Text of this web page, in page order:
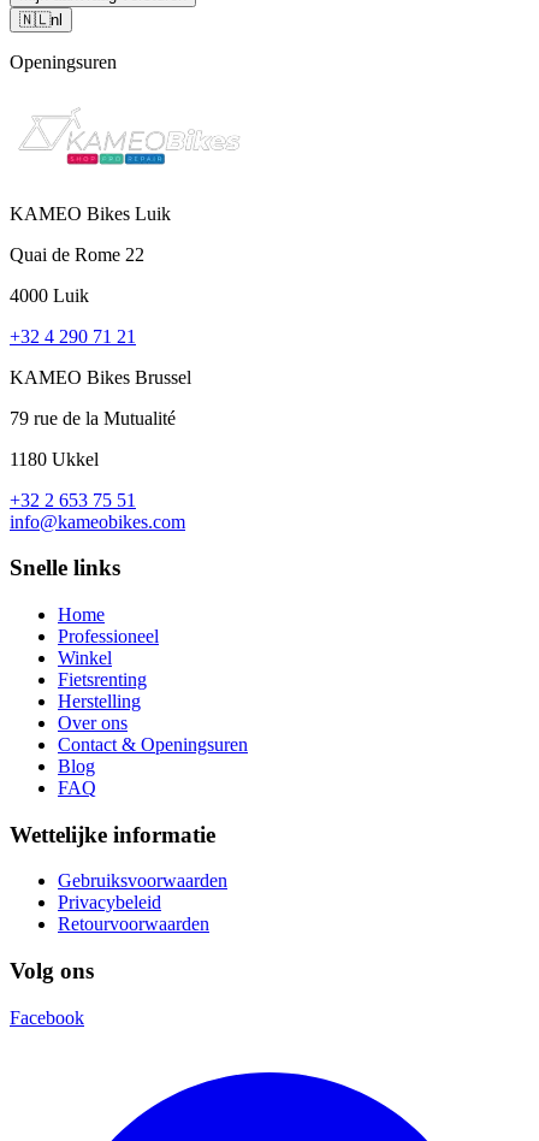
🇳🇱nl
Openingsuren
KAMEO Bikes Luik
Quai de Rome 22
4000 Luik
+32 4 290 71 21
KAMEO Bikes Brussel
79 rue de la Mutualité
1180 Ukkel
+32 2 653 75 51
info@kameobikes.com
Snelle links
Home
Professioneel
Winkel
Fietsrenting
Herstelling
Over ons
Contact & Openingsuren
Blog
FAQ
Wettelijke informatie
Gebruiksvoorwaarden
Privacybeleid
Retourvoorwaarden
Volg ons
Facebook